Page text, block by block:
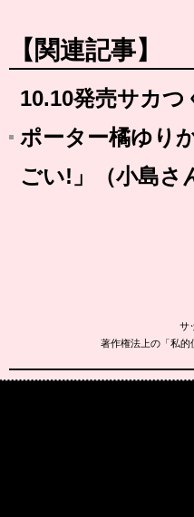
【関連記事】
10.10発売サカ
ポーター橘ゆり
ごい!」（小島さ
サ
著作権法上の「私的